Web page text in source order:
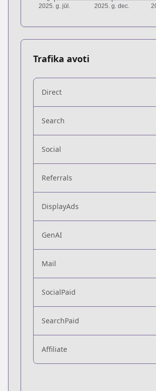
Trafika avoti
Direct
Search
Social
Referrals
DisplayAds
GenAI
Mail
SocialPaid
SearchPaid
Affiliate